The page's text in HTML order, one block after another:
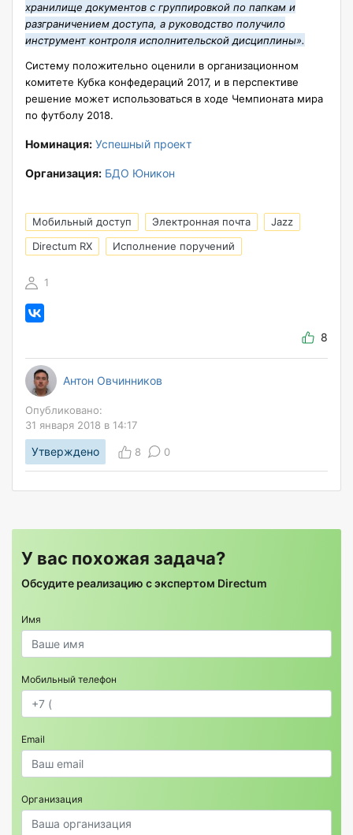
хранилище документов с группировкой по папкам и
разграничением доступа, а руководство получило
инструмент контроля исполнительской дисциплины».
Систему положительно оценили в организационном
комитете Кубка конфедераций 2017, и в перспективе
решение может использоваться в ходе Чемпионата мира
по футболу 2018.
Номинация: Успешный проект
Организация: БДО Юникон
Мобильный доступ Электронная почта
Jazz
Directum RX
Исполнение поручений
1
8
Антон Овчинников
Опубликовано:
31 января 2018 в 14:17
Утверждено 8 0
У вас похожая задача?
Обсудите реализацию с экспертом Directum
Имя
Мобильный телефон
Email
Организация